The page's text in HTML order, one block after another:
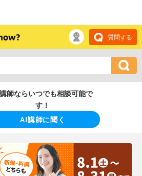
質問する
師ならいつでも相談可能で
す！
AI講師に聞く